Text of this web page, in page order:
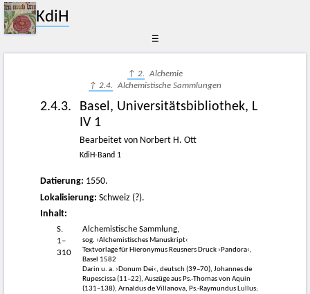
KdiH
☰
↑ 2. Alchemie
↑ 2.4. Alchemistische Sammlungen
2.4.3.
Basel, Universitätsbibliothek, L
IV 1
Bearbeitet von Norbert H. Ott
KdiH-Band 1
Datierung: 1550.
Lokalisierung: Schweiz (?).
Inhalt:
S.
1–
310
Alchemistische Sammlung,
sog. ›Alchemistisches Manuskript‹
Textvorlage für Hieronymus Reusners Druck ›Pandora‹,
Basel 1582
Darin u. a. ›Donum Dei‹, deutsch (39–70), Johannes de
Rupescissa (11–22), Auszüge aus Ps.-Thomas von Aquin
(131–138), Arnaldus de Villanova, Ps.-Raymundus Lullus;